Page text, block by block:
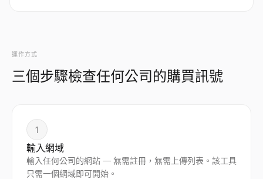
運作方式
三個步驟檢查任何公司的購買訊號
1
輸入網域
輸入任何公司的網站 — 無需註冊，無需上傳列表。該工具
只需一個網域即可開始。